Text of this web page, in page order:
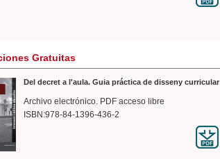
Gratuitas
Del decret a l'aula. Guia práctica de disseny curricular
Archivo electrónico. PDF acceso libre
ISBN:978-84-1396-436-2